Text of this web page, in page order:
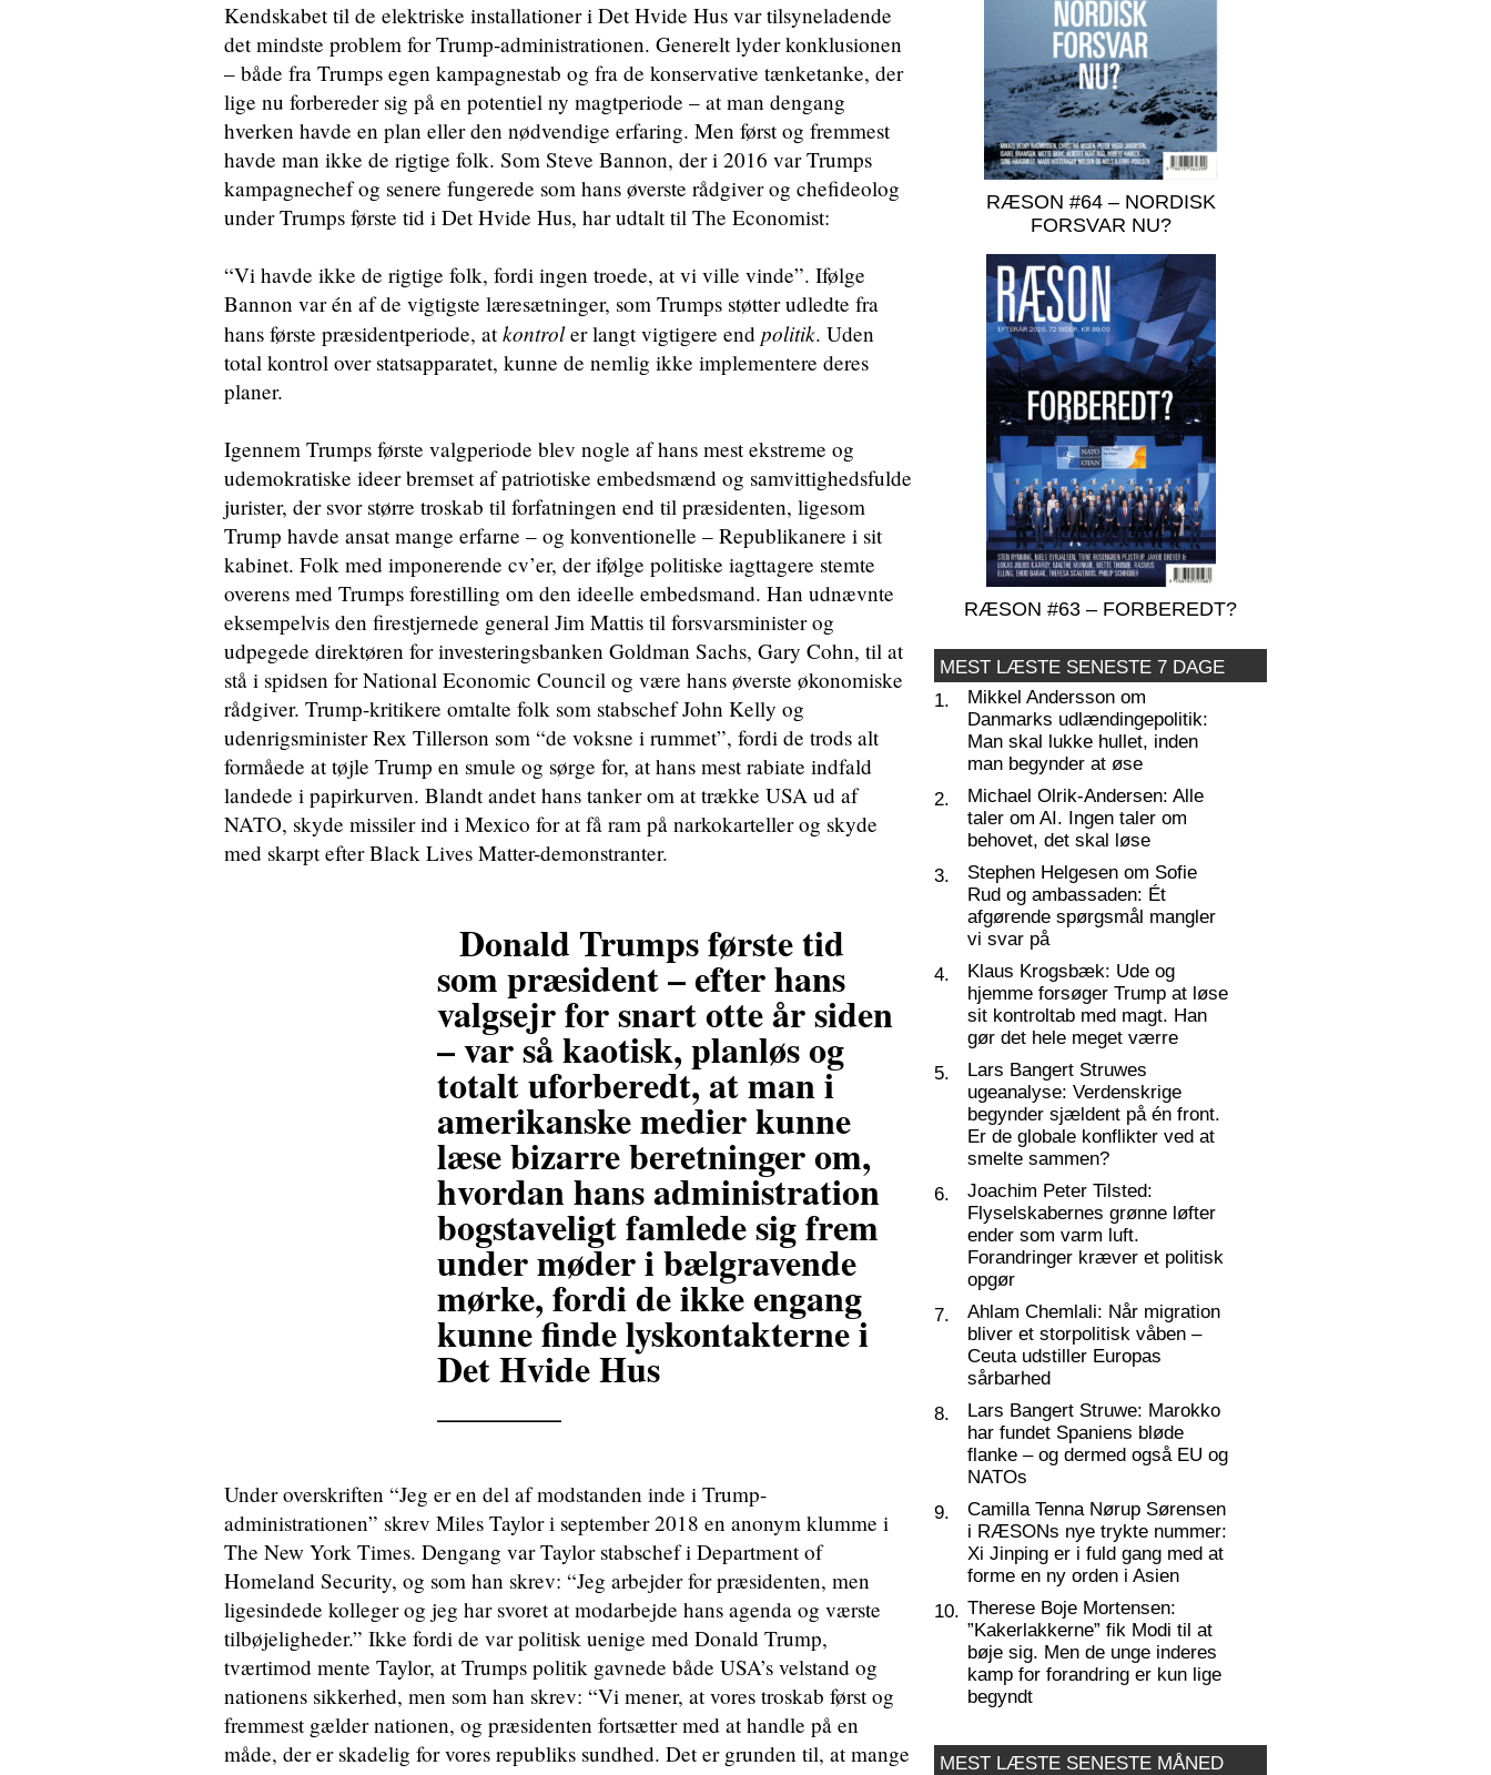
Kendskabet til de elektriske installationer i Det Hvide Hus var tilsyneladende
det mindste problem for Trump-administrationen. Generelt lyder konklusionen
– både fra Trumps egen kampagnestab og fra de konservative tænketanke, der
lige nu forbereder sig på en potentiel ny magtperiode – at man dengang
hverken havde en plan eller den nødvendige erfaring. Men først og fremmest
havde man ikke de rigtige folk. Som Steve Bannon, der i 2016 var Trumps
kampagnechef og senere fungerede som hans øverste rådgiver og chefideolog
under Trumps første tid i Det Hvide Hus, har udtalt til The Economist:
“Vi havde ikke de rigtige folk, fordi ingen troede, at vi ville vinde”. Ifølge
Bannon var én af de vigtigste læresætninger, som Trumps støtter udledte fra
hans første præsidentperiode, atkontroler langt vigtigere end politik. Uden
total kontrol over statsapparatet, kunne de nemlig ikke implementere deres
planer.
Igennem Trumps første valgperiode blev nogle af hans mest ekstreme og
udemokratiske ideer bremset af patriotiske embedsmænd og samvittighedsfulde
jurister, der svor større troskab til forfatningen end til præsidenten, ligesom
Trump havde ansat mange erfarne – og konventionelle – Republikanere i sit
kabinet. Folk med imponerende cv’er, der ifølge politiske iagttagere stemte
overens med Trumps forestilling om den ideelle embedsmand. Han udnævnte
eksempelvis den firestjernede general Jim Mattis til forsvarsminister og
udpegede direktøren for investeringsbanken Goldman Sachs, Gary Cohn, til at
stå i spidsen for National Economic Council og være hans øverste økonomiske
rådgiver. Trump-kritikere omtalte folk som stabschef John Kelly og
udenrigsminister Rex Tillerson som “de voksne i rummet”, fordi de trods alt
formåede at tøjle Trump en smule og sørge for, at hans mest rabiate indfald
landede i papirkurven. Blandt andet hans tanker om at trække USA ud af
NATO, skyde missiler ind i Mexico for at få ram på narkokarteller og skyde
med skarpt efter Black Lives Matter-demonstranter.
Donald Trumps første tid
som præsident – efter hans
valgsejr for snart otte år siden
– var så kaotisk, planløs og
totalt uforberedt, at man i
amerikanske medier kunne
læse bizarre beretninger om,
hvordan hans administration
bogstaveligt famlede sig frem
under møder i bælgravende
mørke, fordi de ikke engang
kunne finde lyskontakterne i
Det Hvide Hus
Under overskriften “Jeg er en del af modstanden inde i Trump-
administrationen” skrev Miles Taylor i september 2018 en anonym klumme i
The New York Times. Dengang var Taylor stabschef i Department of
Homeland Security, og som han skrev: “Jeg arbejder for præsidenten, men
ligesindede kolleger og jeg har svoret at modarbejde hans agenda og værste
tilbøjeligheder.” Ikke fordi de var politisk uenige med Donald Trump,
tværtimod mente Taylor, at Trumps politik gavnede både USA’s velstand og
nationens sikkerhed, men som han skrev: “Vi mener, at vores troskab først og
fremmest gælder nationen, og præsidenten fortsætter med at handle på en
måde, der er skadelig for vores republiks sundhed. Det er grunden til, at mange
RÆSON #64 – NORDISK
FORSVAR NU?
RÆSON #63 – FORBEREDT?
MEST LÆSTE SENESTE 7 DAGE
1.
Mikkel Andersson om
Danmarks udlændingepolitik:
Man skal lukke hullet, inden
man begynder at øse
2.
Michael Olrik-Andersen: Alle
taler om AI. Ingen taler om
behovet, det skal løse
3.
Stephen Helgesen om Sofie
Rud og ambassaden: Ét
afgørende spørgsmål mangler
vi svar på
4.
Klaus Krogsbæk: Ude og
hjemme forsøger Trump at løse
sit kontroltab med magt. Han
gør det hele meget værre
5.
Lars Bangert Struwes
ugeanalyse: Verdenskrige
begynder sjældent på én front.
Er de globale konflikter ved at
smelte sammen?
6.
Joachim Peter Tilsted:
Flyselskabernes grønne løfter
ender som varm luft.
Forandringer kræver et politisk
opgør
7.
Ahlam Chemlali: Når migration
bliver et storpolitisk våben –
Ceuta udstiller Europas
sårbarhed
8.
Lars Bangert Struwe: Marokko
har fundet Spaniens bløde
flanke – og dermed også EU og
NATOs
9.
Camilla Tenna Nørup Sørensen
i RÆSONs nye trykte nummer:
Xi Jinping er i fuld gang med at
forme en ny orden i Asien
10. Therese Boje Mortensen:
”Kakerlakkerne” fik Modi til at
bøje sig. Men de unge inderes
kamp for forandring er kun lige
begyndt
MEST LÆSTE SENESTE MÅNED